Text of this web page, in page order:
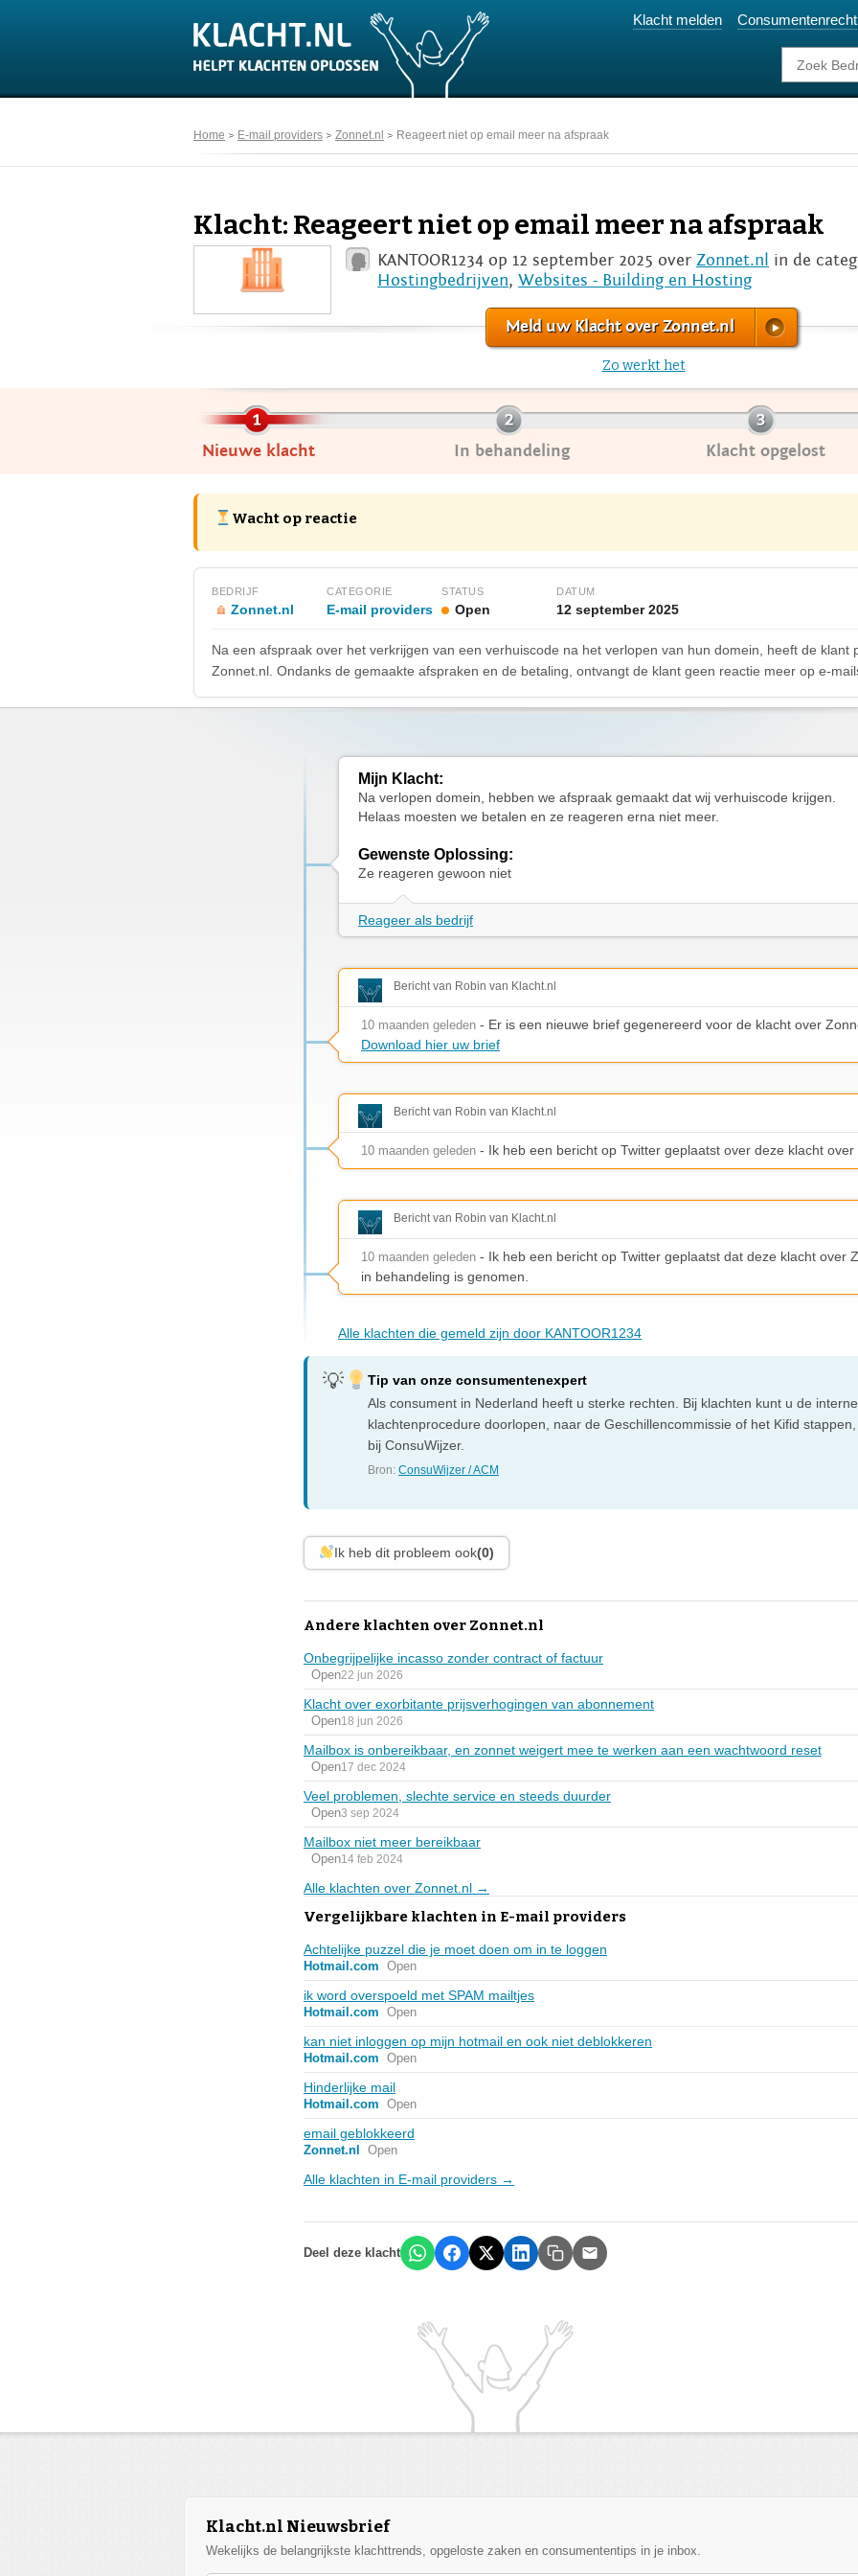
Klacht melden Consumentenrecht
Home E-mail providers Zonnet.nl Reageert niet op email meer na afspraak
Klacht: Reageert niet op email meer na afspraak
KANTOOR1234 op 12 september 2025 over Zonnet.nl in de
Hostingbedrijven, Websites - Building en Hosting
Meld uw Klacht over Zonnet.nl
Zo werkt het
Nieuwe klacht In behandeling Klacht opgelost
Wacht op reactie
BEDRIJF
Zonnet.nl
CATEGORIE
E-mail providers
STATUS
Open
DATUM
12 september 2025
Na een afspraak over het verkrijgen van een verhuiscode na het verlopen van hun domein, heeft de klant
Zonnet.nl. Ondanks de gemaakte afspraken en de betaling, ontvangt de klant geen reactie meer op e-
Mijn Klacht:
Na verlopen domein, hebben we afspraak gemaakt dat wij verhuiscode krijgen.
Helaas moesten we betalen en ze reageren erna niet meer.
Gewenste Oplossing:
Ze reageren gewoon niet
Reageer als bedrijf
Bericht van Robin van Klacht.nl
10 maanden geleden - Er is een nieuwe brief gegenereerd voor de klacht over
Download hier uw brief
Bericht van Robin van Klacht.nl
10 maanden geleden - Ik heb een bericht op Twitter geplaatst over deze klacht
Bericht van Robin van Klacht.nl
10 maanden geleden - Ik heb een bericht op Twitter geplaatst dat deze klacht over
in behandeling is genomen.
Alle klachten die gemeld zijn door KANTOOR1234
Tip van onze consumentenexpert
Als consument in Nederland heeft u sterke rechten. Bij klachten kunt u de interne
klachtenprocedure doorlopen, naar de Geschillencommissie of het Kifid
bij ConsuWijzer.
Bron:ConsuWijzer / ACM
Ik heb dit probleem ook(0)
Andere klachten over Zonnet.nl
Onbegrijpelijke incasso zonder contract of factuur
Open22 jun 2026
Klacht over exorbitante prijsverhogingen van abonnement
Open18 jun 2026
Mailbox is onbereikbaar, en zonnet weigert mee te werken aan een wachtwoord reset
Open17 dec 2024
Veel problemen, slechte service en steeds duurder
Open3 sep 2024
Mailbox niet meer bereikbaar
Open14 feb 2024
Alle klachten over Zonnet.nl →
Vergelijkbare klachten in E-mail providers
Achtelijke puzzel die je moet doen om in te loggen
Hotmail.com Open
ik word overspoeld met SPAM mailtjes
Hotmail.com Open
kan niet inloggen op mijn hotmail en ook niet deblokkeren
Hotmail.com Open
Hinderlijke mail
Hotmail.com Open
email geblokkeerd
Zonnet.nl Open
Alle klachten in E-mail providers →
Deel deze klacht
Klacht.nl Nieuwsbrief
Wekelijks de belangrijkste klachttrends, opgeloste zaken en consumententips in je inbox.